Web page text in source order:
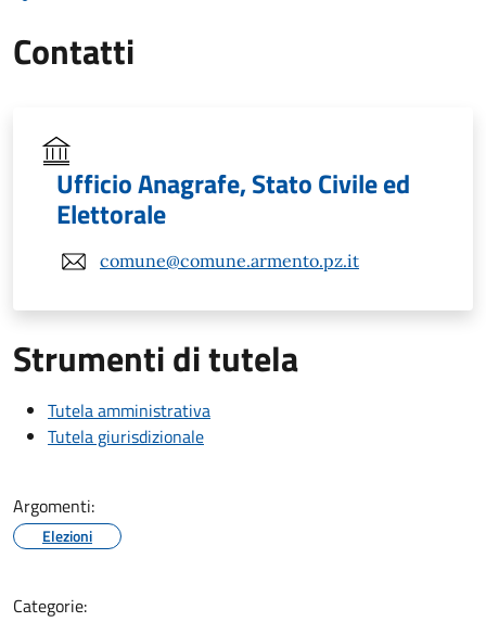
Contatti
Ufficio Anagrafe, Stato Civile ed
Elettorale
comune@comune.armento.pz.it
Strumenti di tutela
Tutela amministrativa
Tutela giurisdizionale
Argomenti:
Elezioni
Categorie: